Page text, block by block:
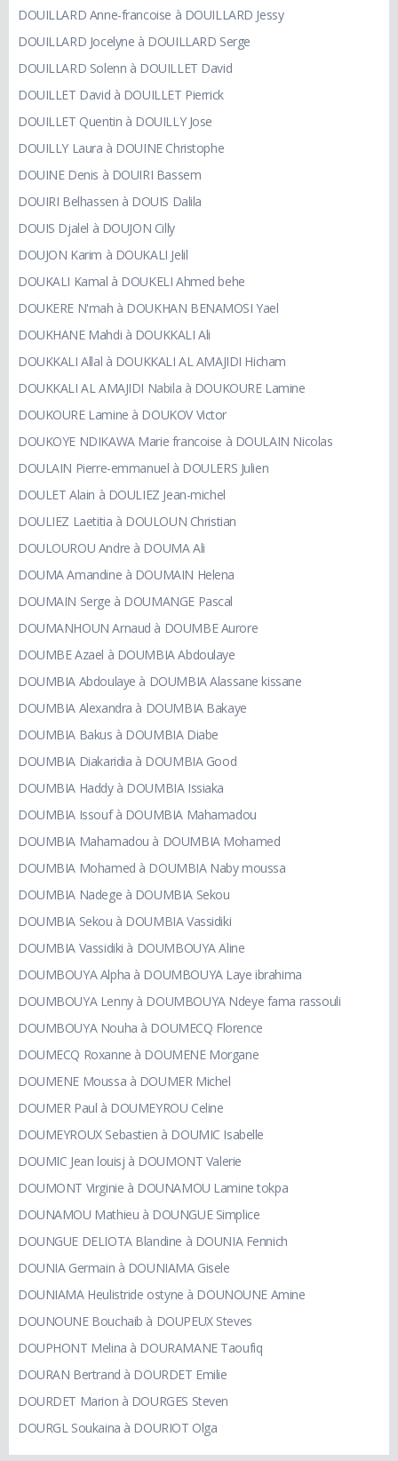
DOUILLARD Anne-francoise à DOUILLARD Jessy
DOUILLARD Jocelyne à DOUILLARD Serge
DOUILLARD Solenn à DOUILLET David
DOUILLET David à DOUILLET Pierrick
DOUILLET Quentin à DOUILLY Jose
DOUILLY Laura à DOUINE Christophe
DOUINE Denis à DOUIRI Bassem
DOUIRI Belhassen à DOUIS Dalila
DOUIS Djalel à DOUJON Cilly
DOUJON Karim à DOUKALI Jelil
DOUKALI Kamal à DOUKELI Ahmed behe
DOUKERE N'mah à DOUKHAN BENAMOSI Yael
DOUKHANE Mahdi à DOUKKALI Ali
DOUKKALI Allal à DOUKKALI AL AMAJIDI Hicham
DOUKKALI AL AMAJIDI Nabila à DOUKOURE Lamine
DOUKOURE Lamine à DOUKOV Victor
DOUKOYE NDIKAWA Marie francoise à DOULAIN Nicolas
DOULAIN Pierre-emmanuel à DOULERS Julien
DOULET Alain à DOULIEZ Jean-michel
DOULIEZ Laetitia à DOULOUN Christian
DOULOUROU Andre à DOUMA Ali
DOUMA Amandine à DOUMAIN Helena
DOUMAIN Serge à DOUMANGE Pascal
DOUMANHOUN Arnaud à DOUMBE Aurore
DOUMBE Azael à DOUMBIA Abdoulaye
DOUMBIA Abdoulaye à DOUMBIA Alassane kissane
DOUMBIA Alexandra à DOUMBIA Bakaye
DOUMBIA Bakus à DOUMBIA Diabe
DOUMBIA Diakaridia à DOUMBIA Good
DOUMBIA Haddy à DOUMBIA Issiaka
DOUMBIA Issouf à DOUMBIA Mahamadou
DOUMBIA Mahamadou à DOUMBIA Mohamed
DOUMBIA Mohamed à DOUMBIA Naby moussa
DOUMBIA Nadege à DOUMBIA Sekou
DOUMBIA Sekou à DOUMBIA Vassidiki
DOUMBIA Vassidiki à DOUMBOUYA Aline
DOUMBOUYA Alpha à DOUMBOUYA Laye ibrahima
DOUMBOUYA Lenny à DOUMBOUYA Ndeye fama rassouli
DOUMBOUYA Nouha à DOUMECQ Florence
DOUMECQ Roxanne à DOUMENE Morgane
DOUMENE Moussa à DOUMER Michel
DOUMER Paul à DOUMEYROU Celine
DOUMEYROUX Sebastien à DOUMIC Isabelle
DOUMIC Jean louisj à DOUMONT Valerie
DOUMONT Virginie à DOUNAMOU Lamine tokpa
DOUNAMOU Mathieu à DOUNGUE Simplice
DOUNGUE DELIOTA Blandine à DOUNIA Fennich
DOUNIA Germain à DOUNIAMA Gisele
DOUNIAMA Heulistride ostyne à DOUNOUNE Amine
DOUNOUNE Bouchaib à DOUPEUX Steves
DOUPHONT Melina à DOURAMANE Taoufiq
DOURAN Bertrand à DOURDET Emilie
DOURDET Marion à DOURGES Steven
DOURGL Soukaina à DOURIOT Olga